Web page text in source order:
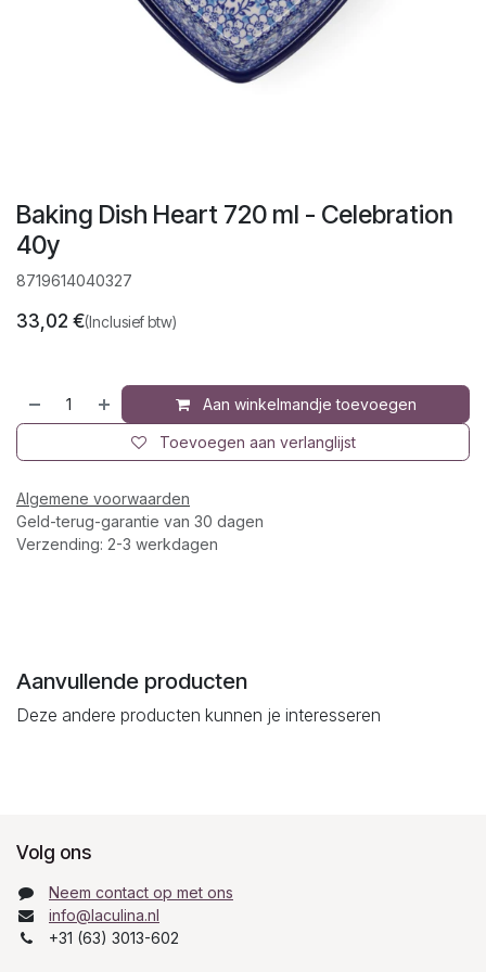
Baking Dish Heart 720 ml - Celebration
40y
8719614040327
33,02 €(Inclusief btw)
Aan winkelmandje toevoegen
Toevoegen aan verlanglijst
Algemene voorwaarden
Geld-terug-garantie van 30 dagen
Verzending: 2-3 werkdagen
Aanvullende producten
Deze andere producten kunnen je interesseren
Volg ons
Neem contact op met ons
info@laculina.nl
+31 (63) 3013-602